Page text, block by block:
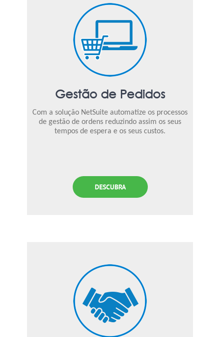
Gestão de Pedidos
Com a solução NetSuite automatize os processos
de gestão de ordens reduzindo assim os seus
tempos de espera e os seus custos.
DESCUBRA